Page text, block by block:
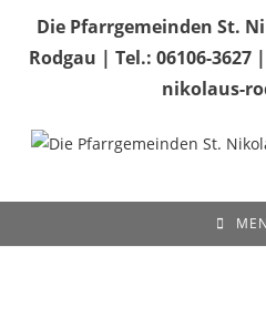
Inhalt
springen
Die Pfarrgemeinden St.
Rodgau | Tel.: 06106-
nikolaus-